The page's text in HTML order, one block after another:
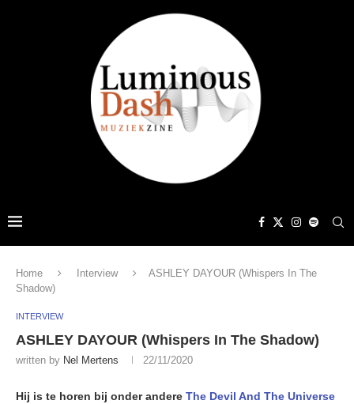
Home Interview
ASHLEY DAYOUR (Whispers In The
Shadow)
INTERVIEW
ASHLEY DAYOUR (Whispers In The Shadow)
written by Nel Mertens 22/11/2020
Hij is te horen bij onder andere The Devil And The Universe